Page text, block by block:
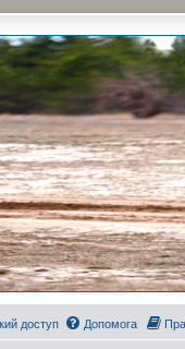
Форестер
клуб владельцев Subaru
доступ Допомога